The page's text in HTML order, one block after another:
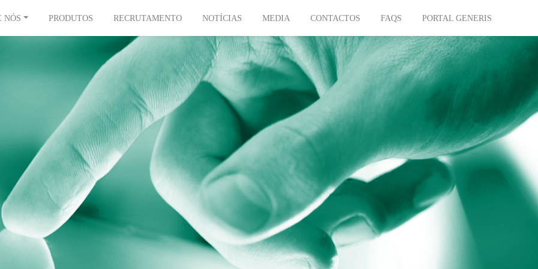
NÓS PRODUTOS RECRUTAMENTO NOTÍCIAS MEDIA CONTACTOS FAQS PORTAL GENERIS